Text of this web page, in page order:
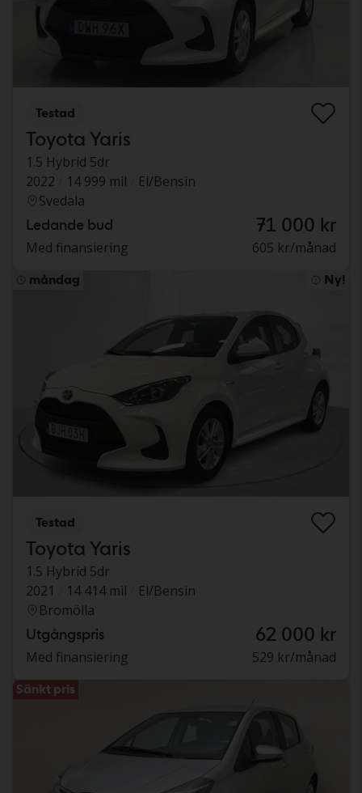
Testad
Toyota Yaris
1.5 Hybrid 5dr
2022
14 999 mil
El/Bensin
Svedala
Ledande bud 71 000 kr
Med finansiering 605 kr/månad
måndag Ny!
Testad
Toyota Yaris
1.5 Hybrid 5dr
2021
14 414 mil
El/Bensin
Bromölla
Utgångspris 62 000 kr
Med finansiering 529 kr/månad
Sänkt pris